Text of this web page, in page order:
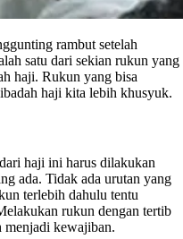
rambut setelah
satu dari sekian rukun yang
haji. Rukun yang bisa
haji kita lebih khusyuk.
haji ini harus dilakukan
ada. Tidak ada urutan yang
terlebih dahulu tentu
rukun dengan tertib
menjadi kewajiban.